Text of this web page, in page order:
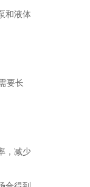
和液体
要长
，减少